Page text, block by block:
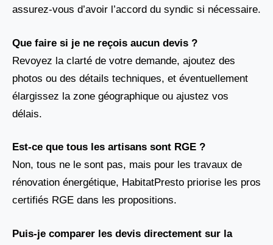
assurez-vous d’avoir l’accord du syndic si nécessaire.
Que faire si je ne reçois aucun devis ?
Revoyez la clarté de votre demande, ajoutez des
photos ou des détails techniques, et éventuellement
élargissez la zone géographique ou ajustez vos
délais.
Est-ce que tous les artisans sont RGE ?
Non, tous ne le sont pas, mais pour les travaux de
rénovation énergétique, HabitatPresto priorise les pros
certifiés RGE dans les propositions.
Puis-je comparer les devis directement sur la